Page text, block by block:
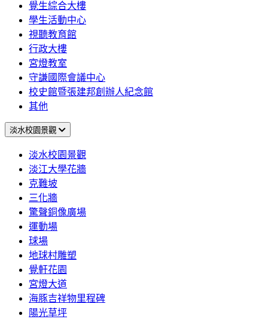
覺生綜合大樓
學生活動中心
視聽教育館
行政大樓
宮燈教室
守謙國際會議中心
校史館暨張建邦創辦人紀念館
其他
淡水校園景觀
淡水校園景觀
淡江大學花牆
克難坡
三化牆
驚聲銅像廣場
運動場
球場
地球村雕塑
覺軒花園
宮燈大道
海豚吉祥物里程碑
陽光草坪